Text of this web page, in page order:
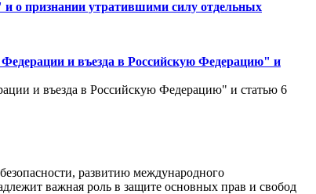
о признании утратившими силу отдельных
и въезда в Российскую Федерацию" и
и въезда в Российскую Федерацию" и статью 6
развитию международного
важная роль в защите основных прав и свобод